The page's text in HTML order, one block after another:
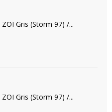
Gris (Storm 97) /...
Gris (Storm 97) /...